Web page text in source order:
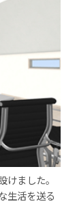
ました。
生活を送る